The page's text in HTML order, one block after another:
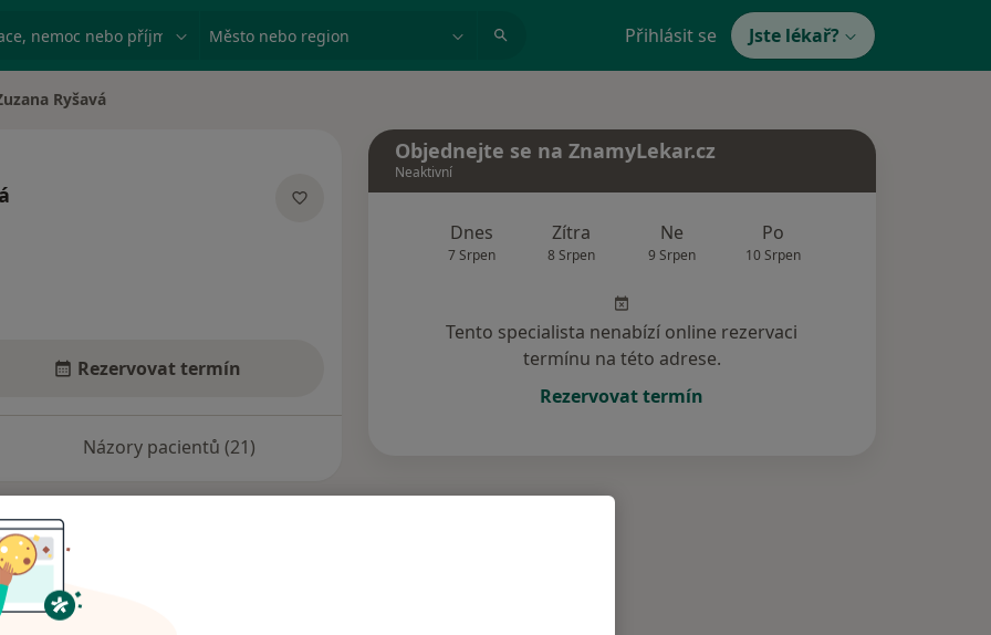
nemoc nebo příjmení Město nebo region Přihlásit se Jste lékař?
městaRyšavá
Rezervovat termín
Názory pacientů (21)
nejsou k dispozici
informace o svých službách.
Objednejte se na ZnamyLekar.cz
Neaktivní
Dnes
7 Srpen
Zítra
8 Srpen
Ne
9 Srpen
Po
10 Srpen
Tento specialista nenabízí online rezervaci
termínu na této adrese.
Rezervovat termín